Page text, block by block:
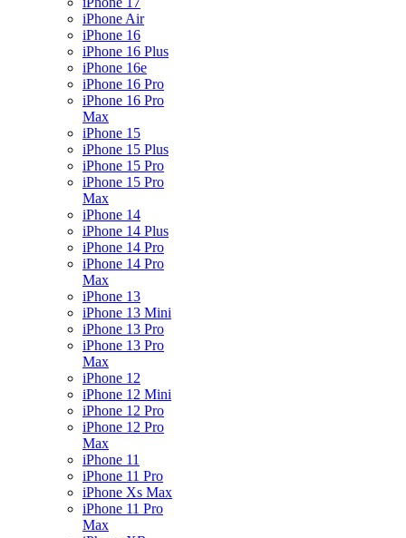
iPhone Air
iPhone 16
iPhone 16 Plus
iPhone 16e
iPhone 16 Pro
iPhone 16 Pro
Max
iPhone 15
iPhone 15 Plus
iPhone 15 Pro
iPhone 15 Pro
Max
iPhone 14
iPhone 14 Plus
iPhone 14 Pro
iPhone 14 Pro
Max
iPhone 13
iPhone 13 Mini
iPhone 13 Pro
iPhone 13 Pro
Max
iPhone 12
iPhone 12 Mini
iPhone 12 Pro
iPhone 12 Pro
Max
iPhone 11
iPhone 11 Pro
iPhone Xs Max
iPhone 11 Pro
Max